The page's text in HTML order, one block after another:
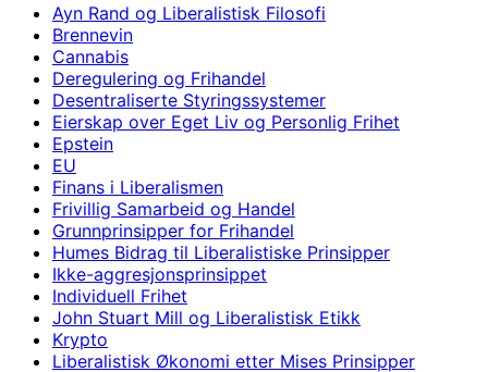
Ayn Rand og Liberalistisk Filosofi
Brennevin
Cannabis
Deregulering og Frihandel
Desentraliserte Styringssystemer
Eierskap over Eget Liv og Personlig Frihet
Epstein
EU
Finans i Liberalismen
Frivillig Samarbeid og Handel
Grunnprinsipper for Frihandel
Humes Bidrag til Liberalistiske Prinsipper
Ikke-aggresjonsprinsippet
Individuell Frihet
John Stuart Mill og Liberalistisk Etikk
Krypto
Liberalistisk Økonomi etter Mises Prinsipper